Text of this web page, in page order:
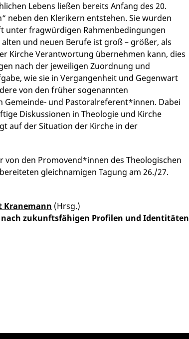
Lebens ließen bereits Anfang des 20.
neben den Klerikern entstehen. Sie wurden
unter fragwürdigen Rahmenbedingungen
und neuen Berufe ist groß – größer, als
Kirche Verantwortung übernehmen kann, dies
nach der jeweiligen Zuordnung und
wie sie in Vergangenheit und Gegenwart
von den früher sogenannten
Gemeinde- und Pastoralreferent*innen. Dabei
Diskussionen in Theologie und Kirche
auf der Situation der Kirche in der
den Promovend*innen des Theologischen
gleichnamigen Tagung am 26./27.
Kranemann (Hrsg.)
nach zukunftsfähigen Profilen und Identitäten